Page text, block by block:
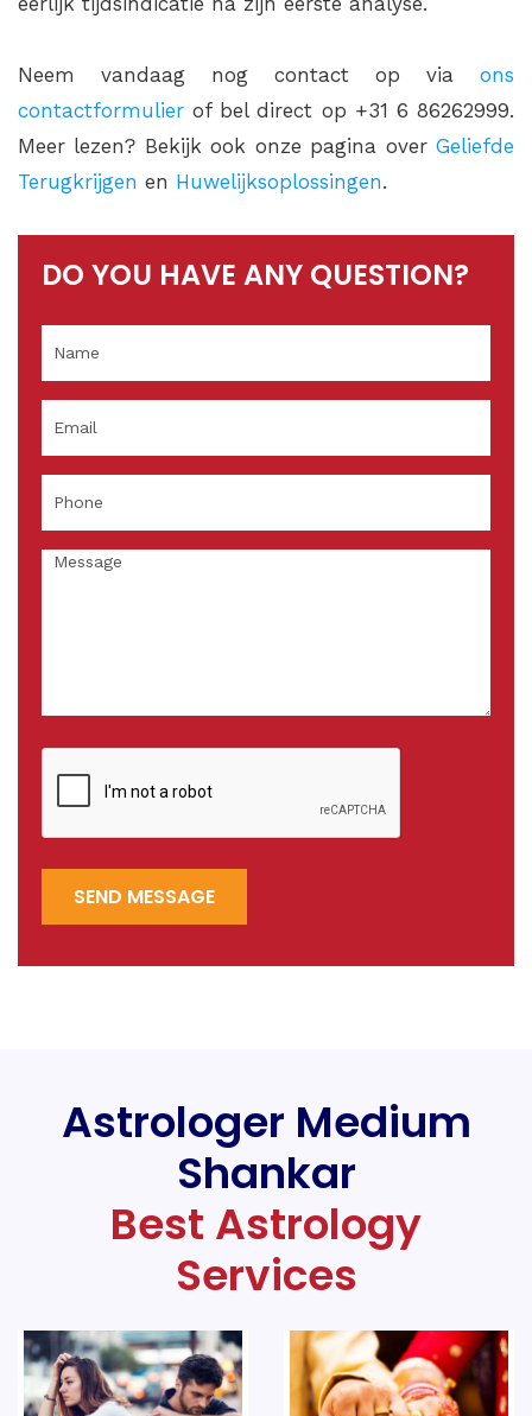
Neem vandaag nog contact op via ons
contactformulier of bel direct op +31 6 86262999.
Meer lezen? Bekijk ook onze pagina over Geliefde
Terugkrijgen en Huwelijksoplossingen.
DO YOU HAVE ANY QUESTION?
SEND MESSAGE
Astrologer Medium
Shankar
Best Astrology
Services